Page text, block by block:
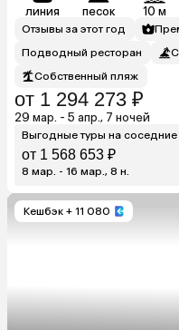
линия песок 10 м
Отзывы за этот год
Подводный ресторан
Собственный пляж
от 1 294 273 ₽
29 мар. - 5 апр., 7 ночей
Выгодные туры на соседние
от 1 568 653 ₽
8 мар. - 16 мар., 8 н.
Кешбэк + 11 080